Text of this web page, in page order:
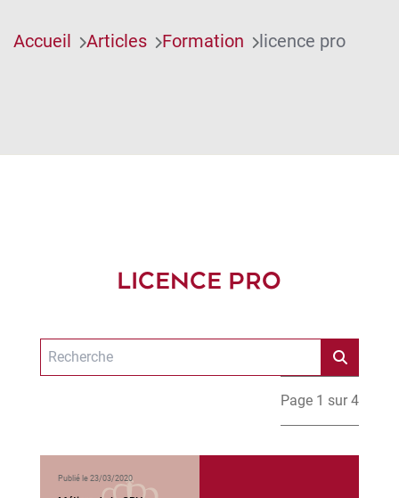
Accueil Articles Formation licence pro
LICENCE PRO
Page 1 sur 4
Publié le 23/03/2020